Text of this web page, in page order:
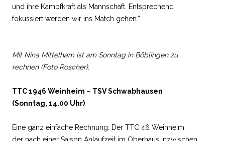
und ihre Kampfkraft als Mannschaft. Entsprechend
fokussiert werden wir ins Match gehen.“
Mit Nina Mittelham ist am Sonntag in Böblingen zu
rechnen (Foto Roscher).
TTC 1946 Weinheim – TSV Schwabhausen
(Sonntag, 14.00 Uhr)
Eine ganz einfache Rechnung: Der TTC 46 Weinheim,